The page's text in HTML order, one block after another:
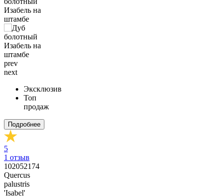
prev
next
Эксклюзив
Топ
продаж
Подробнее
5
1 отзыв
102052174
Quercus
palustris
'Isabel'